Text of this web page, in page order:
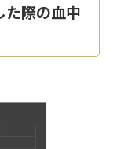
際の血中